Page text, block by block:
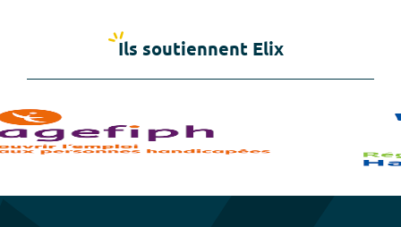
Ils soutiennent Elix